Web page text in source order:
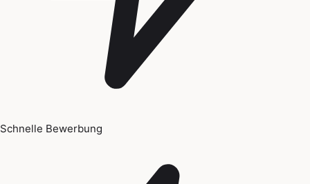
Schnelle Bewerbung